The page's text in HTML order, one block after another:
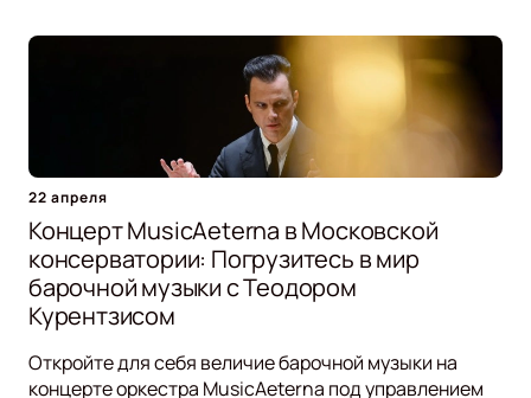
22 апреля
Концерт MusicAeterna в Московской
консерватории: Погрузитесь в мир
барочной музыки с Теодором
Курентзисом
Откройте для себя величие барочной музыки на
концерте оркестра MusicAeterna под управлением